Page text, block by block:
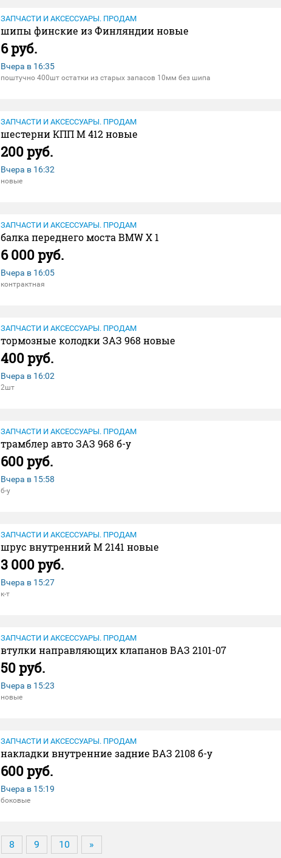
ЗАПЧАСТИ И АКСЕССУАРЫ. ПРОДАМ
шипы финские из Финляндии новые
6 руб.
Вчера в 16:35
поштучно 400шт остатки из старых запасов 10мм без шипа
ЗАПЧАСТИ И АКСЕССУАРЫ. ПРОДАМ
шестерни КПП М 412 новые
200 руб.
Вчера в 16:32
новые
ЗАПЧАСТИ И АКСЕССУАРЫ. ПРОДАМ
балка переднего моста BMW X 1
6 000 руб.
Вчера в 16:05
контрактная
ЗАПЧАСТИ И АКСЕССУАРЫ. ПРОДАМ
тормозные колодки ЗАЗ 968 новые
400 руб.
Вчера в 16:02
2шт
ЗАПЧАСТИ И АКСЕССУАРЫ. ПРОДАМ
трамблер авто ЗАЗ 968 б-у
600 руб.
Вчера в 15:58
б-у
ЗАПЧАСТИ И АКСЕССУАРЫ. ПРОДАМ
шрус внутренний М 2141 новые
3 000 руб.
Вчера в 15:27
к-т
ЗАПЧАСТИ И АКСЕССУАРЫ. ПРОДАМ
втулки направляющих клапанов ВАЗ 2101-07
50 руб.
Вчера в 15:23
новые
ЗАПЧАСТИ И АКСЕССУАРЫ. ПРОДАМ
накладки внутренние задние ВАЗ 2108 б-у
600 руб.
Вчера в 15:19
боковые
8 9 10 »